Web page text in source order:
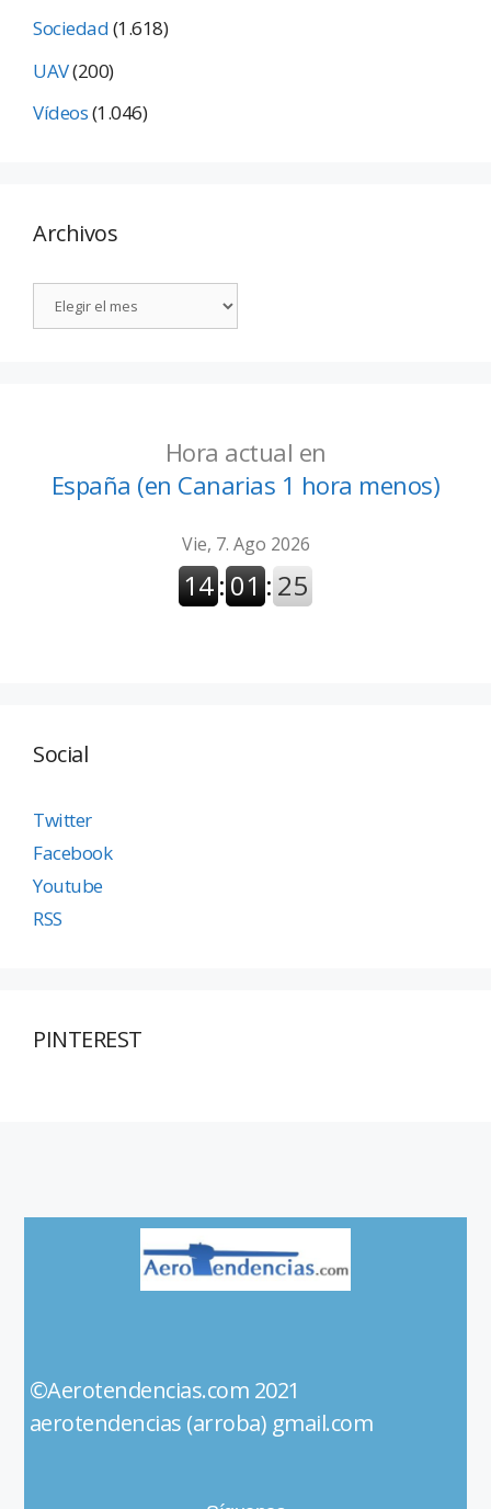
Sociedad(1.618)
UAV(200)
Vídeos(1.046)
Archivos
Hora actual en
España (en Canarias 1 hora menos)
Social
Twitter
Facebook
Youtube
RSS
PINTEREST
©Aerotendencias.com 2021
aerotendencias (arroba) gmail.com